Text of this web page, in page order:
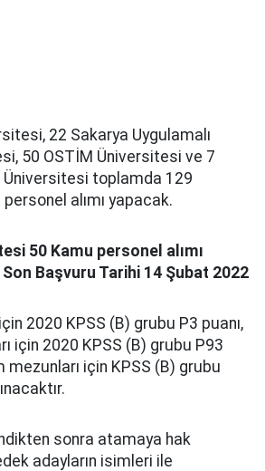
22 Sakarya Uygulamalı
50 OSTİM Üniversitesi ve 7
Üniversitesi toplamda 129
alımı yapacak.
50 Kamu personel alımı
Başvuru Tarihi 14 Şubat 2022
2020 KPSS (B) grubu P3 puanı,
için 2020 KPSS (B) grubu P93
mezunları için KPSS (B) grubu
sonra atamaya hak
adayların isimleri ile